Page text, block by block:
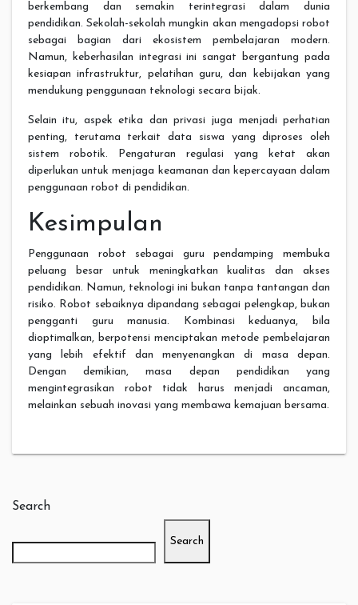
berkembang dan semakin terintegrasi dalam dunia
pendidikan. Sekolah-sekolah mungkin akan mengadopsi robot
sebagai bagian dari ekosistem pembelajaran modern.
Namun, keberhasilan integrasi ini sangat bergantung pada
kesiapan infrastruktur, pelatihan guru, dan kebijakan yang
mendukung penggunaan teknologi secara bijak.
Selain itu, aspek etika dan privasi juga menjadi perhatian
penting, terutama terkait data siswa yang diproses oleh
sistem robotik. Pengaturan regulasi yang ketat akan
diperlukan untuk menjaga keamanan dan kepercayaan dalam
penggunaan robot di pendidikan.
Kesimpulan
Penggunaan robot sebagai guru pendamping membuka
peluang besar untuk meningkatkan kualitas dan akses
pendidikan. Namun, teknologi ini bukan tanpa tantangan dan
risiko. Robot sebaiknya dipandang sebagai pelengkap, bukan
pengganti guru manusia. Kombinasi keduanya, bila
dioptimalkan, berpotensi menciptakan metode pembelajaran
yang lebih efektif dan menyenangkan di masa depan.
Dengan demikian, masa depan pendidikan yang
mengintegrasikan robot tidak harus menjadi ancaman,
melainkan sebuah inovasi yang membawa kemajuan bersama.
Search
Search